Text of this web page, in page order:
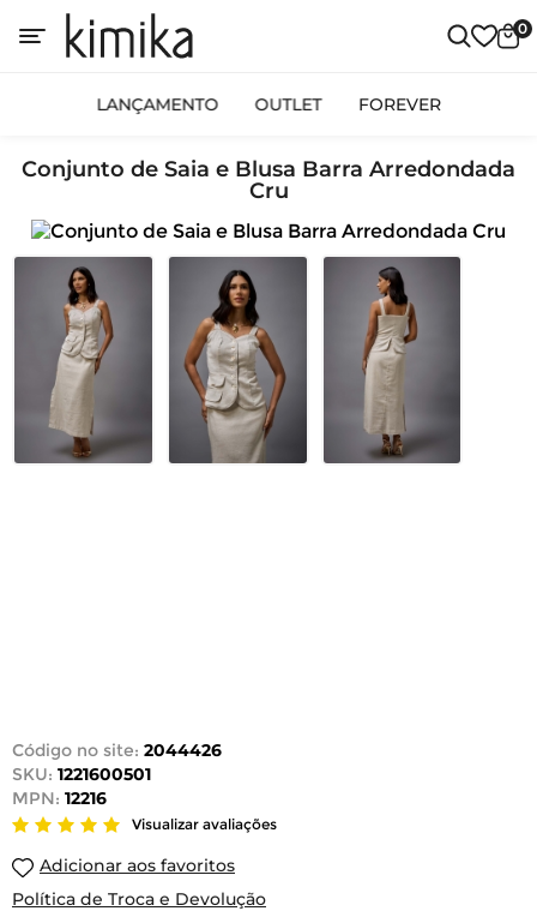
0
LANÇAMENTO OUTLET FOREVER
Conjunto de Saia e Blusa Barra Arredondada
Cru
Código no site: 2044426
SKU: 1221600501
MPN: 12216
Visualizar avaliações
Adicionar aos favoritos
Política de Troca e Devolução